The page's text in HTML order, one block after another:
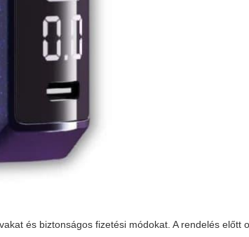
és biztonságos fizetési módokat. A rendelés előtt